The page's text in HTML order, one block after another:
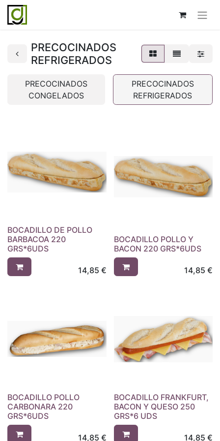
PRECOCINADOS
REFRIGERADOS
PRECOCINADOS
CONGELADOS
PRECOCINADOS
REFRIGERADOS
BOCADILLO DE POLLO
BARBACOA 220
GRS*6UDS
14,85 €
BOCADILLO POLLO Y
BACON 220 GRS*6UDS
14,85 €
BOCADILLO POLLO
CARBONARA 220
GRS*6UDS
14,85 €
BOCADILLO FRANKFURT,
BACON Y QUESO 250
GRS*6 UDS
14,85 €